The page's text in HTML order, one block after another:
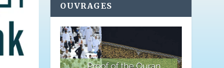
OUVRAGES